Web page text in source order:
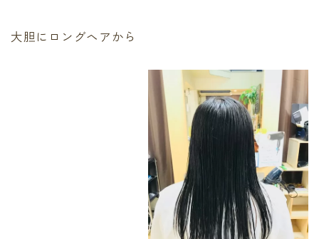
キューティクルを広げて栄養を補給する
プライバシーポリシー
利用規約／特定商取引法に基づく表記
LINE登録で無料「髪質改善メソッド」をプレゼント！
Capiireの髪質改善の考え方
Capiireのカウンセリングとは?
大胆にロングヘアから